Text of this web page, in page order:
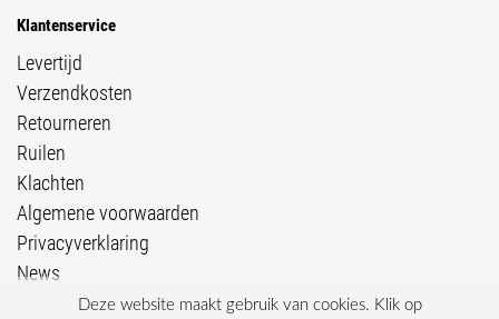
Deze website maakt gebruik van cookies. Klik op
Klantenservice
Levertijd
Verzendkosten
Retourneren
Ruilen
Klachten
Algemene voorwaarden
Privacyverklaring
News